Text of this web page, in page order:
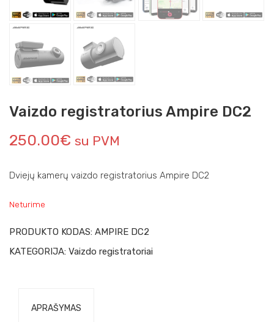
Vaizdo registratorius Ampire DC2
250.00€ su PVM
Dviejų kamerų vaizdo registratorius Ampire DC2
Neturime
PRODUKTO KODAS: AMPIRE DC2
KATEGORIJA: Vaizdo registratoriai
APRAŠYMAS